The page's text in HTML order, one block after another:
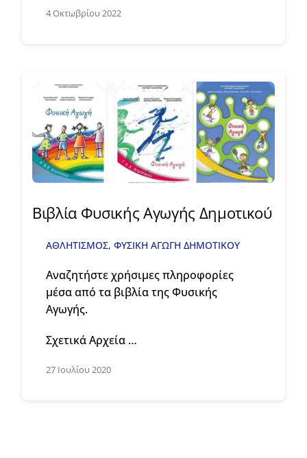
4 Οκτωβρίου 2022
Βιβλία Φυσικής Αγωγής Δημοτικού
ΑΘΛΗΤΙΣΜΟΣ, ΦΥΣΙΚΗ ΑΓΩΓΗ ΔΗΜΟΤΙΚΟΥ
Αναζητήστε χρήσιμες πληροφορίες
μέσα από τα βιβλία της Φυσικής
Αγωγής.
Σχετικά Αρχεία …
27 Ιουλίου 2020